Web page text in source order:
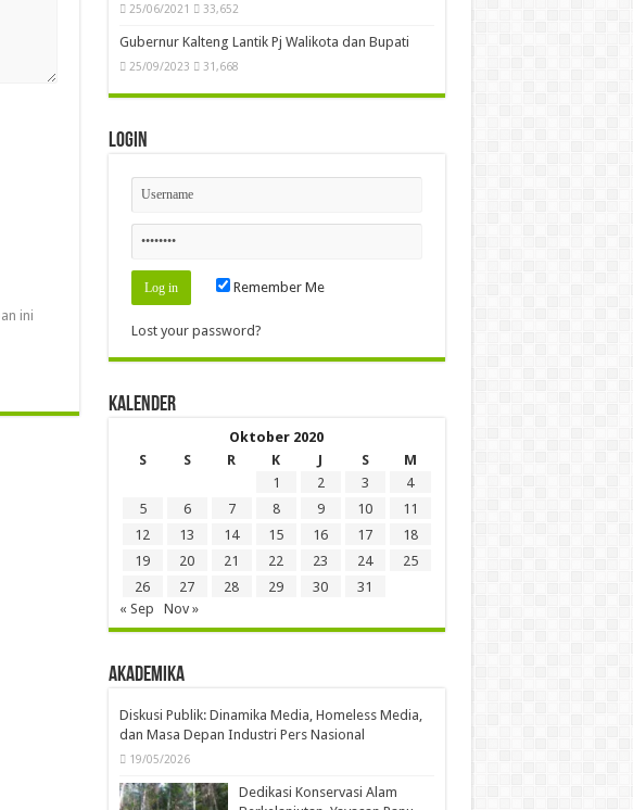
ini
25/06/2021 33,652
Gubernur Kalteng Lantik Pj Walikota dan Bupati
25/09/2023 31,668
Login
Remember Me
Lost your password?
Kalender
Oktober 2020
S
S R K J S
M
1
2 3
4
5
6 7 8 9 10
11
12
13 14 15 16 17
18
19
20 21 22 23 24
25
26
27 28 29 30
31
« Sep
Nov »
Akademika
Diskusi Publik: Dinamika Media, Homeless Media,
dan Masa Depan Industri Pers Nasional
19/05/2026
Dedikasi Konservasi Alam